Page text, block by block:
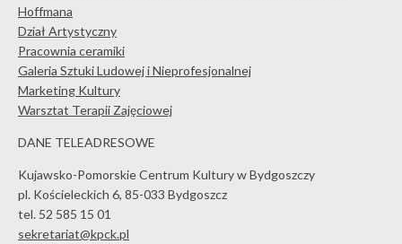
Hoffmana
Dział Artystyczny
Pracownia ceramiki
Galeria Sztuki Ludowej i Nieprofesjonalnej
Marketing Kultury
Warsztat Terapii Zajęciowej
DANE TELEADRESOWE
Kujawsko-Pomorskie Centrum Kultury w Bydgoszczy
pl. Kościeleckich 6, 85-033 Bydgoszcz
tel. 52 585 15 01
sekretariat@kpck.pl